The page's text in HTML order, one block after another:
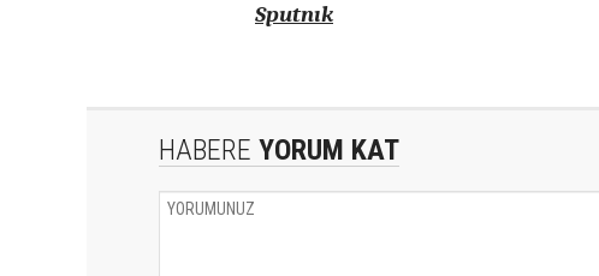
Sputnık
HABERE YORUM KAT